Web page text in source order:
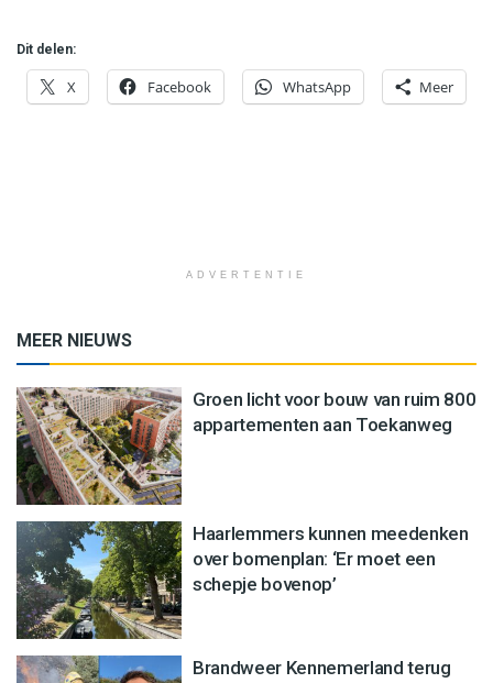
Dit delen:
X Facebook WhatsApp Meer
ADVERTENTIE
MEER NIEUWS
Groen licht voor bouw van ruim 800
appartementen aan Toekanweg
Haarlemmers kunnen meedenken
over bomenplan: ‘Er moet een
schepje bovenop’
Brandweer Kennemerland terug